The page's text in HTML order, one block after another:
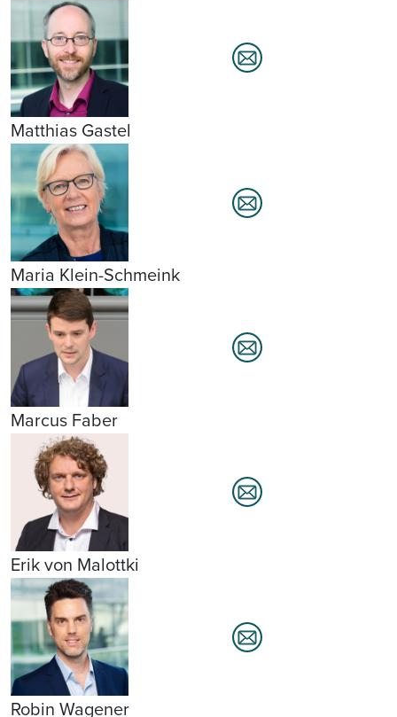
Matthias Gastel
Maria Klein-Schmeink
Marcus Faber
Erik von Malottki
Robin Wagener